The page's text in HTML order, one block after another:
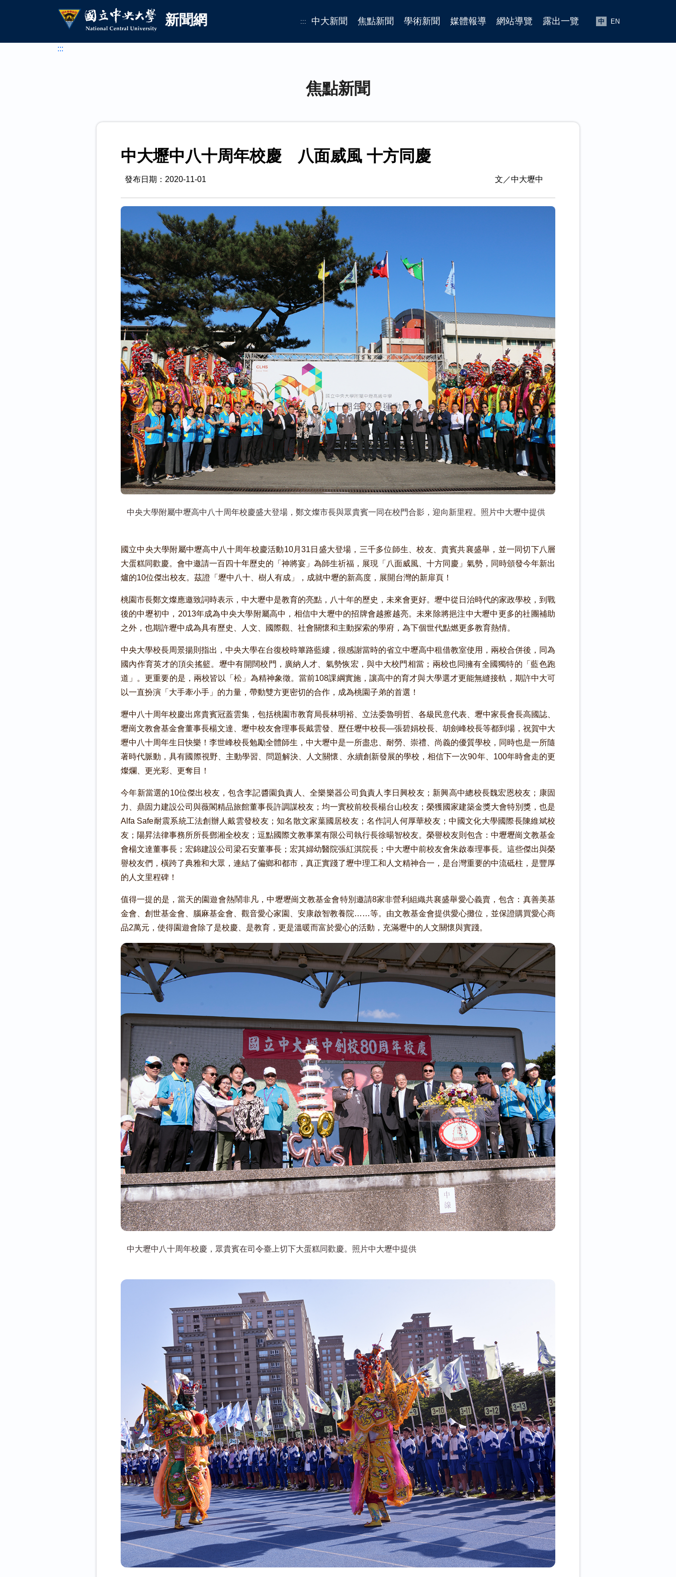
國立中央大學新聞網新聞網 ::: 中大新聞 焦點新聞 學術新聞 媒體報導 網站導覽 露出一覽 中 EN
:::
焦點新聞
中大壢中八十周年校慶 八面威風 十方同慶
發布日期：2020-11-01 文／中大壢中
中央大學附屬中壢高中八十周年校慶盛大登場，鄭文燦市長與眾貴賓一同在校門合影，迎向新里程。照片中大壢中提供
國立中央大學附屬中壢高中八十周年校慶活動10月31日盛大登場，三千多位師生、校友、貴賓共襄盛舉，並一同切下八層
大蛋糕同歡慶。會中邀請一百四十年歷史的「神將宴」為師生祈福，展現「八面威風、十方同慶」氣勢，同時頒發今年新出
爐的10位傑出校友。茲證「壢中八十、樹人有成」，成就中壢的新高度，展開台灣的新扉頁！
桃園市長鄭文燦應邀致詞時表示，中大壢中是教育的亮點，八十年的歷史，未來會更好。壢中從日治時代的家政學校，到戰
後的中壢初中，2013年成為中央大學附屬高中，相信中大壢中的招牌會越擦越亮。未來除將挹注中大壢中更多的社團補助
之外，也期許壢中成為具有歷史、人文、國際觀、社會關懷和主動探索的學府，為下個世代點燃更多教育熱情。
中央大學校長周景揚則指出，中央大學在台復校時篳路藍縷，很感謝當時的省立中壢高中租借教室使用，兩校合併後，同為
國內作育英才的頂尖搖籃。壢中有開闊校門，廣納人才、氣勢恢宏，與中大校門相當；兩校也同擁有全國獨特的「藍色跑
道」。更重要的是，兩校皆以「松」為精神象徵。當前108課綱實施，讓高中的育才與大學選才更能無縫接軌，期許中大可
以一直扮演「大手牽小手」的力量，帶動雙方更密切的合作，成為桃園子弟的首選！
壢中八十周年校慶出席貴賓冠蓋雲集，包括桃園市教育局長林明裕、立法委魯明哲、各級民意代表、壢中家長會長高國誌、
壢崗文教會基金會董事長楊文達、壢中校友會理事長戴雲發、歷任壢中校長—張碧娟校長、胡劍峰校長等都到場，祝賀中大
壢中八十周年生日快樂！李世峰校長勉勵全體師生，中大壢中是一所盡忠、耐勞、崇禮、尚義的優質學校，同時也是一所隨
著時代脈動，具有國際視野、主動學習、問題解決、人文關懷、永續創新發展的學校，相信下一次90年、100年時會走的更
燦爛、更光彩、更奪目！
今年新當選的10位傑出校友，包含李記醬園負責人、全樂樂器公司負責人李日興校友；新興高中總校長魏宏恩校友；康固
力、鼎固力建設公司與薇閣精品旅館董事長許調謀校友；均一實校前校長楊台山校友；榮獲國家建築金獎大會特別獎，也是
Alfa Safe耐震系統工法創辦人戴雲發校友；知名散文家葉國居校友；名作詞人何厚華校友；中國文化大學國際長陳維斌校
友；陽昇法律事務所所長鄧湘全校友；逗點國際文教事業有限公司執行長徐暘智校友。榮譽校友則包含：中壢壢崗文教基金
會楊文達董事長；宏錦建設公司梁石安董事長；宏其婦幼醫院張紅淇院長；中大壢中前校友會朱啟泰理事長。這些傑出與榮
譽校友們，橫跨了典雅和大眾，連結了偏鄉和都市，真正實踐了壢中理工和人文精神合一，是台灣重要的中流砥柱，是豐厚
的人文里程碑！
值得一提的是，當天的園遊會熱鬧非凡，中壢壢崗文教基金會特別邀請8家非營利組織共襄盛舉愛心義賣，包含：真善美基
金會、創世基金會、腦麻基金會、觀音愛心家園、安康啟智教養院……等。由文教基金會提供愛心攤位，並保證購買愛心商
品2萬元，使得園遊會除了是校慶、是教育，更是溫暖而富於愛心的活動，充滿壢中的人文關懷與實踐。
中大壢中八十周年校慶，眾貴賓在司令臺上切下大蛋糕同歡慶。照片中大壢中提供